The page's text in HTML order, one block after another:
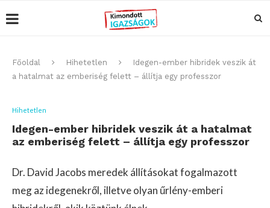
Főoldal Hihetetlen
Idegen-ember hibridek veszik át
a hatalmat az emberiség felett – állítja egy professzor
Hihetetlen
Idegen-ember hibridek veszik át a hatalmat
az emberiség felett – állítja egy professzor
Dr. David Jacobs meredek állításokat fogalmazott
meg az idegenekről, illetve olyan űrlény-emberi